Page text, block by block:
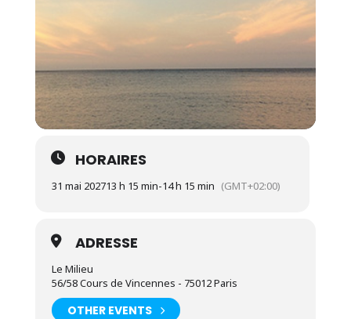
HORAIRES
31 mai 202713 h 15 min-14 h 15 min (GMT+02:00)
ADRESSE
Le Milieu
56/58 Cours de Vincennes - 75012 Paris
OTHER EVENTS